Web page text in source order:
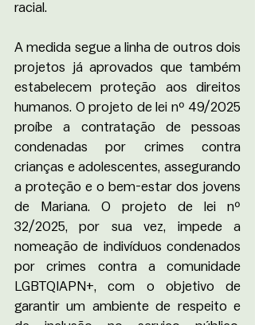
racial.
A medida segue a linha de outros dois
projetos já aprovados que também
estabelecem proteção aos direitos
humanos. O projeto de lei nº 49/2025
proíbe a contratação de pessoas
condenadas por crimes contra
crianças e adolescentes, assegurando
a proteção e o bem-estar dos jovens
de Mariana. O projeto de lei nº
32/2025, por sua vez, impede a
nomeação de indivíduos condenados
por crimes contra a comunidade
LGBTQIAPN+, com o objetivo de
garantir um ambiente de respeito e